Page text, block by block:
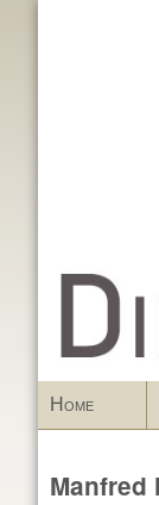
Home
Manfred